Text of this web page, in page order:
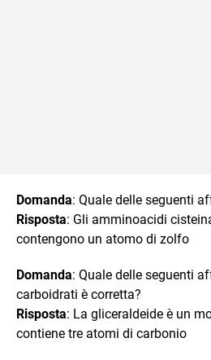
Domanda: Quale delle seguenti
Risposta: Gli amminoacidi
contengono un atomo di zolfo
Domanda: Quale delle seguenti
carboidrati è corretta?
Risposta: La gliceraldeide è un
contiene tre atomi di carbonio